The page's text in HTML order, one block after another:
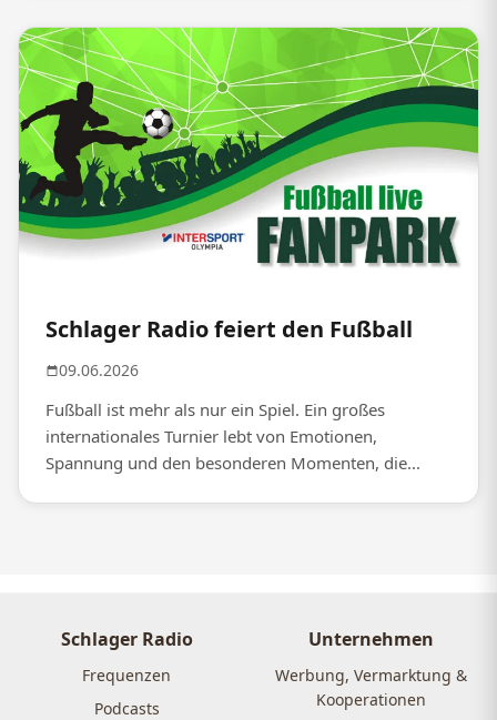
Schlager Radio feiert den Fußball
09.06.2026
Fußball ist mehr als nur ein Spiel. Ein großes
internationales Turnier lebt von Emotionen,
Spannung und den besonderen Momenten, die...
Schlager Radio
Frequenzen
Podcasts
Unternehmen
Werbung, Vermarktung &
Kooperationen